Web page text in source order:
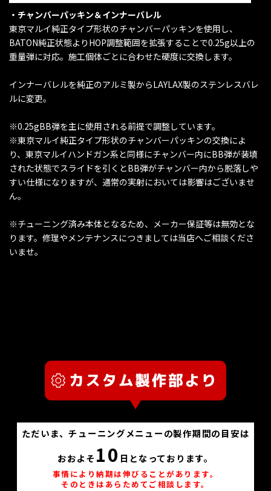
・チャンバーパッキン＆インナーバレル
東京マルイ純正タイプ形状のチャンバーパッキンを使用し、
BATON純正状態よりHOP調整範囲を拡張することで0.25g以上の
重量弾に対応。施工個体ごとに合わせた硬度に交換します。
インナーバレルを純正のアルミ製からLAYLAX製のステンレスバレ
ルに変更。
※0.25gBB弾を主に使用される前提で調整しています。
※東京マルイ純正タイプ形状のチャンバーパッキンの交換によ
り、東京マルイハンドガン系と同様にチャンバー内にBB弾が装填
された状態でスライドを引くとBB弾がチャンバー内から脱落しや
すい仕様になりますが、通常の実射においては影響はございませ
ん。
※チューニング済み本体となるため、メーカー保証等は無効とな
ります。修理やメンテナンスにつきましては当店へご相談くださ
いませ。
ただいま、チューニングメニューの製作期間の目安は
おおよそ 10 日となっております。
事情により納期は伸びることがあります。
そのときはあらためてご相談します。